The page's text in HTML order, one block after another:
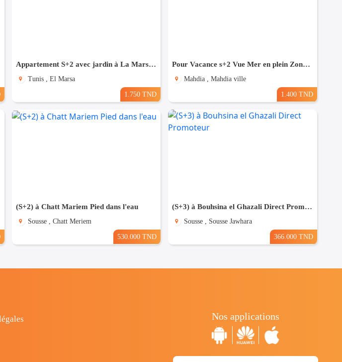
Appartement S+2 avec jardin à La Marsa MAL2335
Tunis , El Marsa
1.750 TND
Pour Vacance s+2 Vue Mer en plein Zone Touristique Mahdia
Mahdia , Mahdia ville
1.400 TND
(S+2) à Chatt Mariem Pied dans l'eau
Sousse , Chatt Meriem
530.000 TND
(S+3) à Bouhsina el Ghazali Direct Promoteur
Sousse , Sousse Jawhara
366.000 TND
Nos applications